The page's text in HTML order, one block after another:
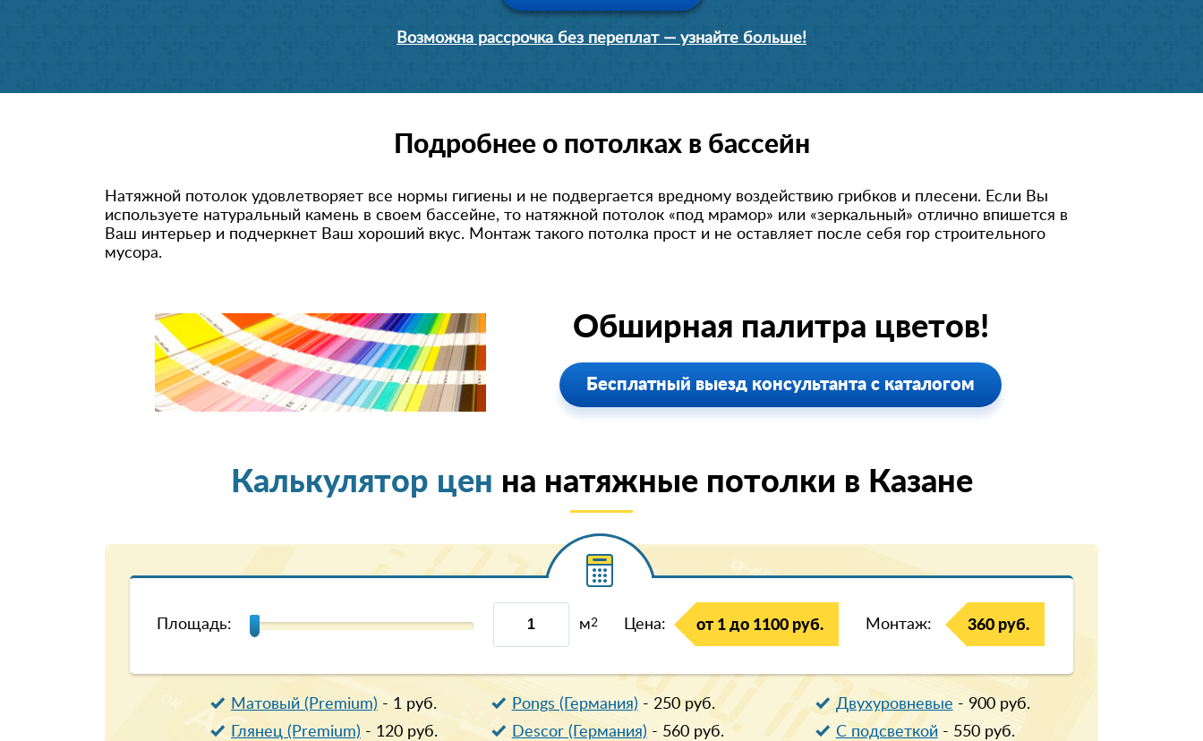
Возможна рассрочка без переплат — узнайте больше!
Подробнее о потолках в бассейн
Натяжной потолок удовлетворяет все нормы гигиены и не подвергается вредному воздействию грибков и плесени. Если Вы
используете натуральный камень в своем бассейне, то натяжной потолок «под мрамор» или «зеркальный» отлично впишется в
Ваш интерьер и подчеркнет Ваш хороший вкус. Монтаж такого потолка прост и не оставляет после себя гор строительного
мусора.
Обширная палитра цветов!
Бесплатный выезд консультанта с каталогом
Калькулятор цен на натяжные потолки в Казанe
Площадь: м2 Цена: от 1 до 1100 руб. Монтаж: 360 руб.
Матовый (Premium) - 1руб. Двухуровневые - 900руб.
Pongs (Германия) - 250руб.
Глянец (Premium) - 120руб. С подсветкой- 550руб.
Descor (Германия) - 560руб.